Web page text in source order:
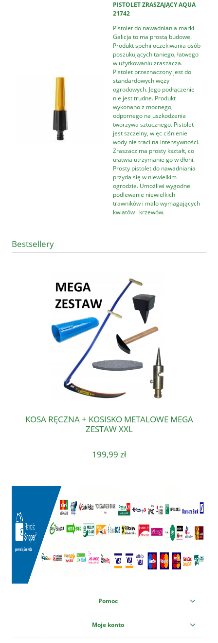
PISTOLET ZRASZAJĄCY AQUA
21742
Pistolet do nawadniania marki
Galicja to ma prostą budowę.
Produkt spełni oczekiwania osób
poszukujących taniego, łatwego
w użytkowaniu zraszacza.
Pistolet przeznaczony jest do
standardowych węży
ogrodowych. Jego podłączenie
nie jest trudne. Produkt
wykonano z mocnego,
odpornego na uszkodzenia
tworzywa sztucznego. Pistolet
jest szczelny, więc ciśnienie
wody nie traci na intensywności.
Zraszacz ma prosty kształt, co
ułatwia utrzymanie go w dłoni.
Prosty pistolet do nawadniania
przyda się w niewielkim
ogrodzie. Umożliwi wygodne
podlewanie niewielkich
trawników i mało wymagających
kwiatów i krzewów.
Bestsellery
KOSA RĘCZNA + KOSISKO METALOWE MEGA
ZESTAW XXL
199,99 zł
Pomoc
Moje konto